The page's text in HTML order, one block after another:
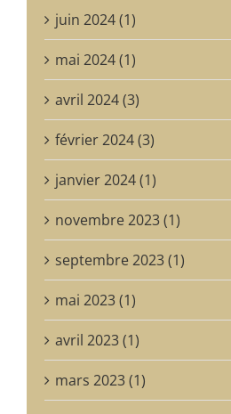
juin 2024 (1)
mai 2024 (1)
avril 2024 (3)
février 2024 (3)
janvier 2024 (1)
novembre 2023 (1)
septembre 2023 (1)
mai 2023 (1)
avril 2023 (1)
mars 2023 (1)